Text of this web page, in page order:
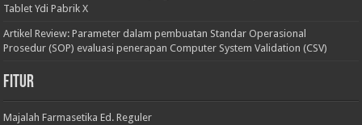
Tablet Ydi Pabrik X
Artikel Review: Parameter dalam pembuatan Standar Operasional
Prosedur (SOP) evaluasi penerapan Computer System Validation (CSV)
Fitur
Majalah Farmasetika Ed. Reguler